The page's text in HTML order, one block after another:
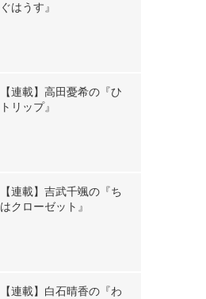
ぐはうす』
【連載】高田憂希の『ひ
トリップ』
【連載】吉武千颯の『ち
はクローゼット』
【連載】白石晴香の『わ